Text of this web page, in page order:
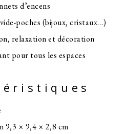
d’encens
poches (bijoux, cristaux…)
relaxation et décoration
pour tous les espaces
9,3 × 9,4 × 2,8 cm